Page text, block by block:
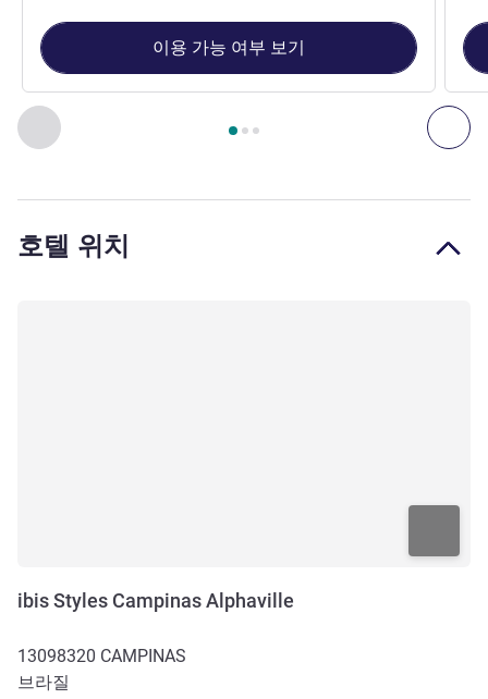
이전 - 객실 다
3 페이지 , 객실 1 : Standard Apartment with 1 Queen-Size
이용 가능 여부 보기
호텔 위치
ibis Styles Campinas Alphaville
13098320 CAMPINAS
브라질